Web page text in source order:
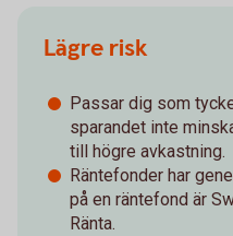
Lägre risk
Passar dig som
sparandet inte
till högre avkastning.
Räntefonder har
på en räntefond är
Ränta.